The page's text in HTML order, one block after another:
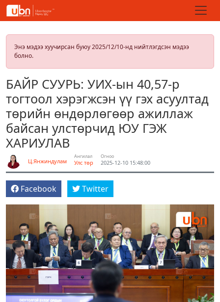
Энэ мэдээ хуучирсан буюу 2025/12/10-нд нийтлэгдсэн мэдээ
болно.
БАЙР СУУРЬ: УИХ-ын 40,57-р
тогтоол хэрэгжсэн үү гэх асуултад
төрийн өндөрлөгөөр ажиллаж
байсан улстөрчид ЮУ ГЭЖ
ХАРИУЛАВ
Ц.Янжиндулам
Ангилал
Улс төр
Огноо
2025-12-10 15:48:00
Facebook Twitter